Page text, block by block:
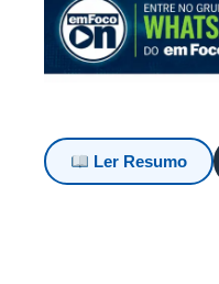
Ler Resumo